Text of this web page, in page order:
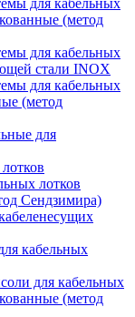
для кабельных
(метод
для кабельных
стали INOX
для кабельных
(метод
для
лотков
Сендзимира)
кабельных
для кабельных
(метод